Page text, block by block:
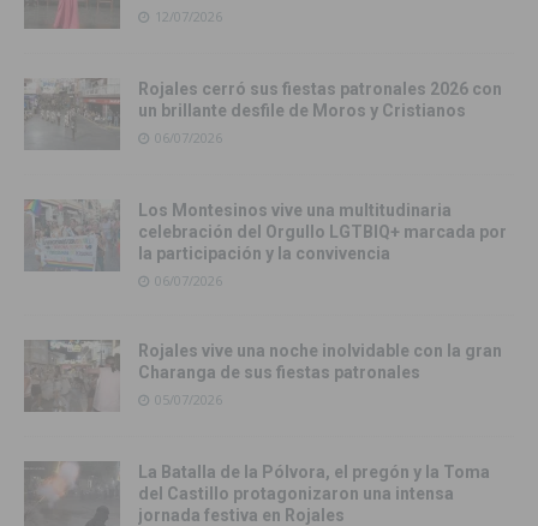
12/07/2026
Rojales cerró sus fiestas patronales 2026 con
un brillante desfile de Moros y Cristianos
06/07/2026
Los Montesinos vive una multitudinaria
celebración del Orgullo LGTBIQ+ marcada por
la participación y la convivencia
06/07/2026
Rojales vive una noche inolvidable con la gran
Charanga de sus fiestas patronales
05/07/2026
La Batalla de la Pólvora, el pregón y la Toma
del Castillo protagonizaron una intensa
jornada festiva en Rojales